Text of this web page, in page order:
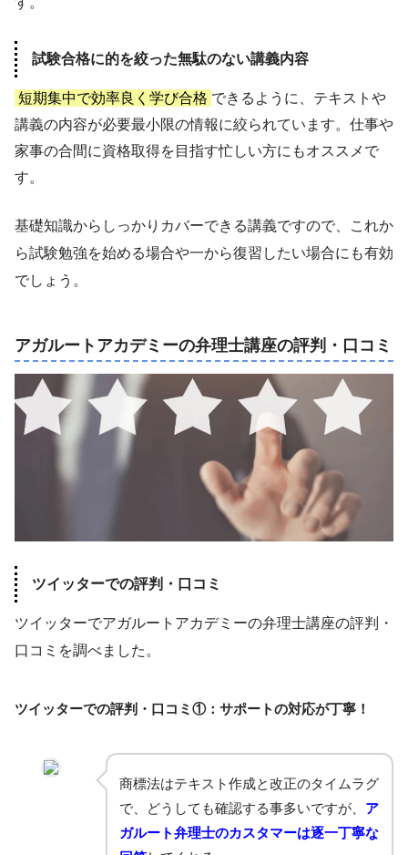
試験合格に的を絞った無駄のない講義内容
短期集中で効率良く学び合格 できるように、テキストや
講義の内容が必要最小限の情報に絞られています。仕事や
家事の合間に資格取得を目指す忙しい方にもオススメで
す。
基礎知識からしっかりカバーできる講義ですので、これか
ら試験勉強を始める場合や一から復習したい場合にも有効
でしょう。
アガルートアカデミーの弁理士講座の評判・口コミ
ツイッターでの評判・口コミ
ツイッターでアガルートアカデミーの弁理士講座の評判・
口コミを調べました。
ツイッターでの評判・口コミ①：サポートの対応が丁寧！
商標法はテキスト作成と改正のタイムラグ
で、どうしても確認する事多いですが、 ア
ガルート弁理士のカスタマーは逐一丁寧な